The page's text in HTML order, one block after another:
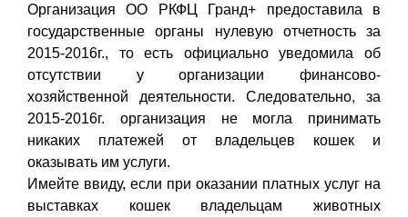
Организация ОО РКФЦ Гранд+ предоставила в
государственные органы нулевую отчетность за
2015-2016г., то есть официально уведомила об
отсутствии у организации финансово-
хозяйственной деятельности. Следовательно, за
2015-2016г. организация не могла принимать
никаких платежей от владельцев кошек и
оказывать им услуги.
Имейте ввиду, если при оказании платных услуг на
выставках кошек владельцам животных